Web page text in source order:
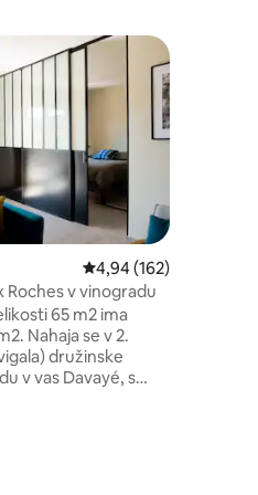
z značko »Izbira
Povprečna ocena:
4,94 (162)
Roches v vinogradu
65 m2 ima
Nahaja se v 2.
družinske
v vas Davayé, s